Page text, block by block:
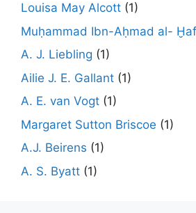
Louisa May Alcott (1)
Muḥammad Ibn-Aḥmad al-
A. J. Liebling (1)
Ailie J. E. Gallant (1)
A. E. van Vogt (1)
Margaret Sutton Briscoe (1)
A.J. Beirens (1)
A. S. Byatt (1)